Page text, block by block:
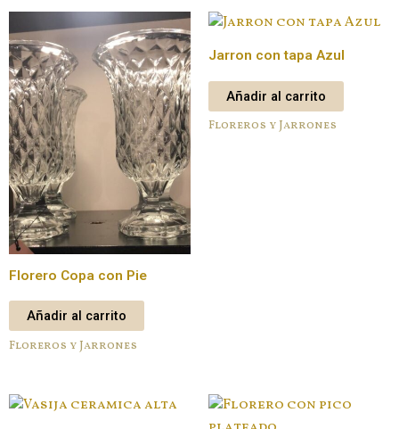
Florero Copa con Pie
Añadir al carrito
Floreros y Jarrones
Jarron con tapa Azul
Añadir al carrito
Floreros y Jarrones